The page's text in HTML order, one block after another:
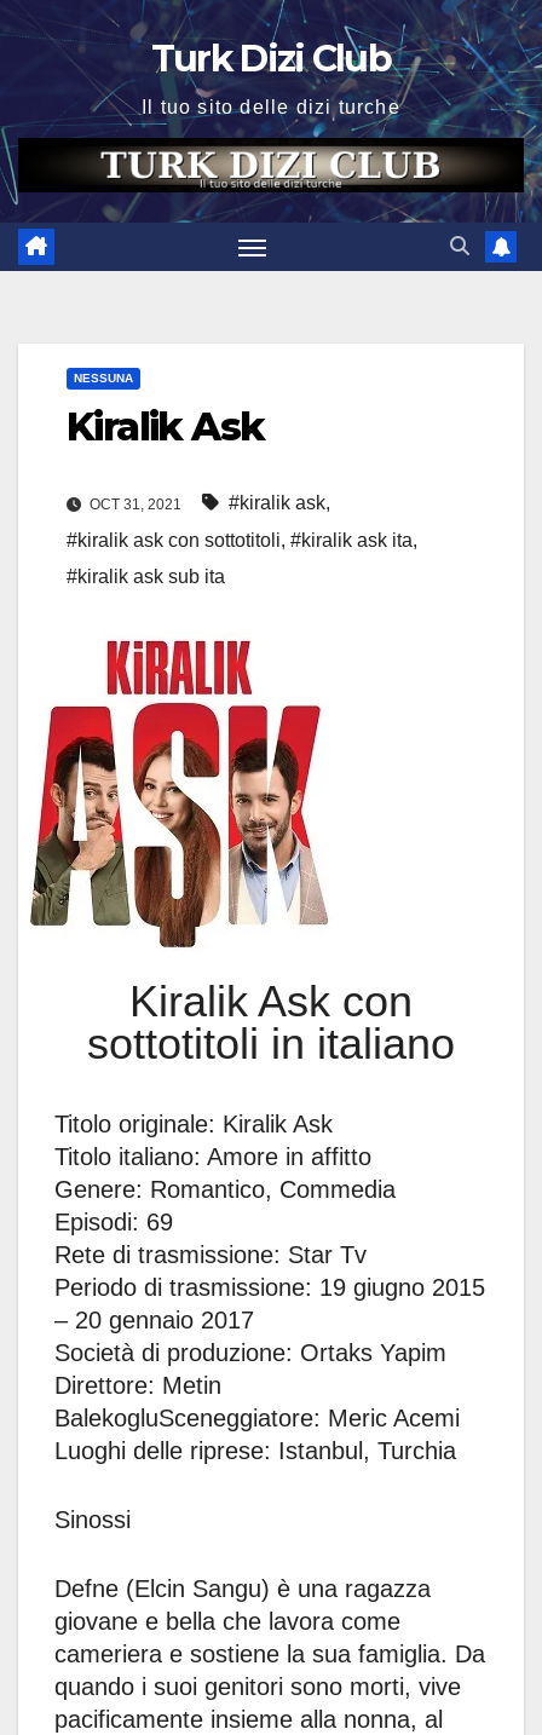
Turk Dizi Club
Il tuo sito delle dizi turche
NESSUNA
Kiralik Ask
OCT 31, 2021 #kiralik ask,
#kiralik ask con sottotitoli, #kiralik ask ita,
#kiralik ask sub ita
Kiralik Ask con
sottotitoli in italiano
Titolo originale: Kiralik Ask
Titolo italiano: Amore in affitto
Genere: Romantico, Commedia
Episodi: 69
Rete di trasmissione: Star Tv
Periodo di trasmissione: 19 giugno 2015
– 20 gennaio 2017
Società di produzione: Ortaks Yapim
Direttore: Metin
BalekogluSceneggiatore: Meric Acemi
Luoghi delle riprese: Istanbul, Turchia
Sinossi
Defne (Elcin Sangu) è una ragazza
giovane e bella che lavora come
cameriera e sostiene la sua famiglia. Da
quando i suoi genitori sono morti, vive
pacificamente insieme alla nonna, al